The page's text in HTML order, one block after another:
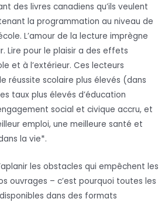
des livres canadiens qu’ils veulent
la programmation au niveau de
L’amour de la lecture imprègne
Lire pour le plaisir a des effets
et à l’extérieur. Ces lecteurs
réussite scolaire plus élevés (dans
taux plus élevés d’éducation
social et civique accru, et
emploi, une meilleure santé et
la vie*.
les obstacles qui empêchent les
ouvrages – c’est pourquoi toutes les
dans des formats